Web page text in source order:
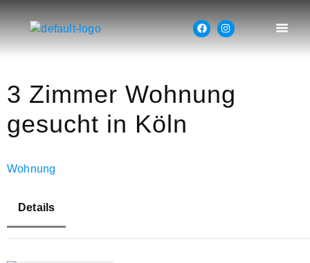
3 Zimmer Wohnung
gesucht in Köln
Wohnung
Details